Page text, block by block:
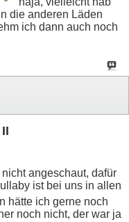
die anderen Läden
ich dann auch noch
angeschaut, dafür
ist bei uns in allen
hätte ich gerne noch
noch nicht, der war ja